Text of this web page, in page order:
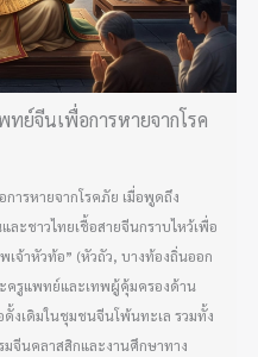
ย์จีนเพื่อการหายจากโรค
ารหายจากโรคภัย เมื่อพูดถึง
ะชาวไทยเชื้อสายจีนกราบไหว้เพื่อ
เจ้าหัวท้อ” (หัวถัว, บางท้องถิ่นออก
ะครูแพทย์และเทพผู้คุ้มครองด้าน
งเดิมในชุมชนจีนโพ้นทะเล รวมทั้ง
มจีนคลาสสิกและงานศึกษาทาง